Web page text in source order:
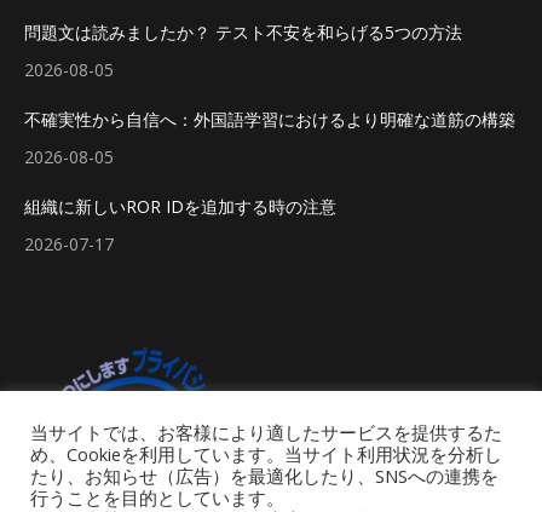
問題文は読みましたか？ テスト不安を和らげる5つの方法
2026-08-05
不確実性から自信へ：外国語学習におけるより明確な道筋の構築
2026-08-05
組織に新しいROR IDを追加する時の注意
2026-07-17
当サイトでは、お客様により適したサービスを提供するた
め、Cookieを利用しています。当サイト利用状況を分析し
たり、お知らせ（広告）を最適化したり、SNSへの連携を
行うことを目的としています。